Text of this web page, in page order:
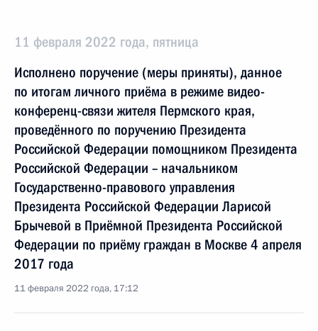
11 февраля 2022 года, пятница
Исполнено поручение (меры приняты), данное
по итогам личного приёма в режиме видео-
конференц-связи жителя Пермского края,
проведённого по поручению Президента
Российской Федерации помощником Президента
Российской Федерации – начальником
Государственно-правового управления
Президента Российской Федерации Ларисой
Брычевой в Приёмной Президента Российской
Федерации по приёму граждан в Москве 4 апреля
2017 года
11 февраля 2022 года, 17:12